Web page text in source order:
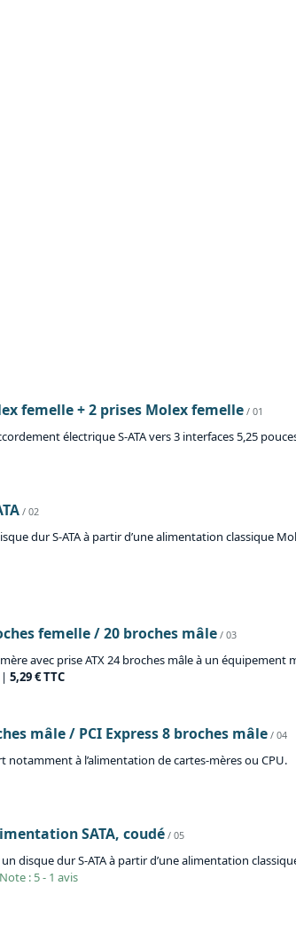
femelle + 2 prises Molex femelle / 01
électrique S-ATA vers 3 interfaces 5,25
/ 02
dur S-ATA à partir d’une alimentation classique
femelle / 20 broches mâle / 03
avec prise ATX 24 broches mâle à un équipement
5,29 € TTC
mâle / PCI Express 8 broches mâle / 04
notamment à l’alimentation de cartes-mères ou CPU.
SATA, coudé/ 05
disque dur S-ATA à partir d’une alimentation
Note : 5 - 1 avis